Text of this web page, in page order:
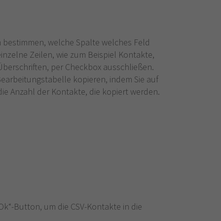
welche Spalte welches Feld
Zeilen, wie zum Beispiel Kontakte,
per Checkbox ausschließen.
kopieren, indem Sie auf
Anzahl der Kontakte, die kopiert werden.
Button, um die CSV-Kontakte in die